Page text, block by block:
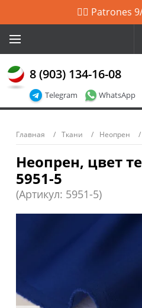
🙋‍♀️ Patrones
Telegram WhatsApp
8 (903) 134-16-08
Главная Ткани Неопрен
Неопрен, цвет
5951-5
(Артикул: 5951-5)